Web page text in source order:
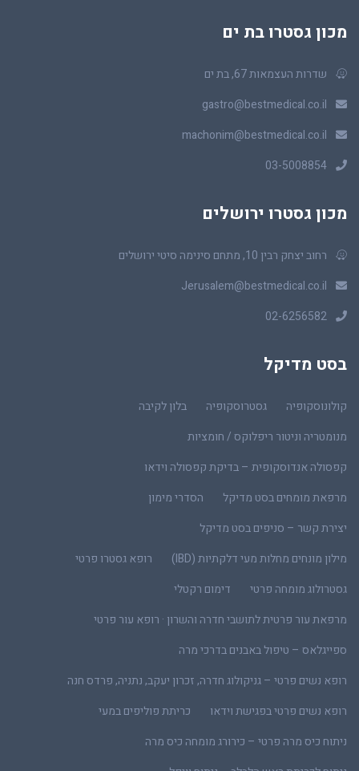
מכון גסטרו בת ים
שדרות העצמאות 67, בת ים
gastro@bestmedical.co.il
machonim@bestmedical.co.il
03-5008854
מכון גסטרו ירושלים
רחוב יצחק רבין 10, מתחם סינימה סיטי ירושלים
Jerusalem@bestmedical.co.il
02-6256582
בסט מדיקל
קולונוסקופיה גסטרוסקופיה
בלון לקיבה
מנומטריה וניטור ריפלוקס / חומציות
קפסולה אנדוסקופית – בדיקת קפסולה וידאו
מרפאת מומחים בסט מדיקל
הסדרי מימון
יצירת קשר – סניפים בסט מדיקל
מילון מונחים מחלות מעי דלקתיות (IBD)
רופא גסטרו פרטי
גסטרולוג מומחה פרטי
דימום רקטלי
מרפאת עור פרטית לתושבי חדרה והשרון · רופא עור פרטי
ספייגלאס – טיפול באבנים בדרכי מרה
רופא נשים פרטי – גניקולוג חדרה, זכרון יעקב, נתניה, פרדס חנה
רופא נשים פרטי בפגישת וידאו
כריתת פוליפים במעי
ניתוח כיס מרה פרטי – כירורג מומחה כיס מרה